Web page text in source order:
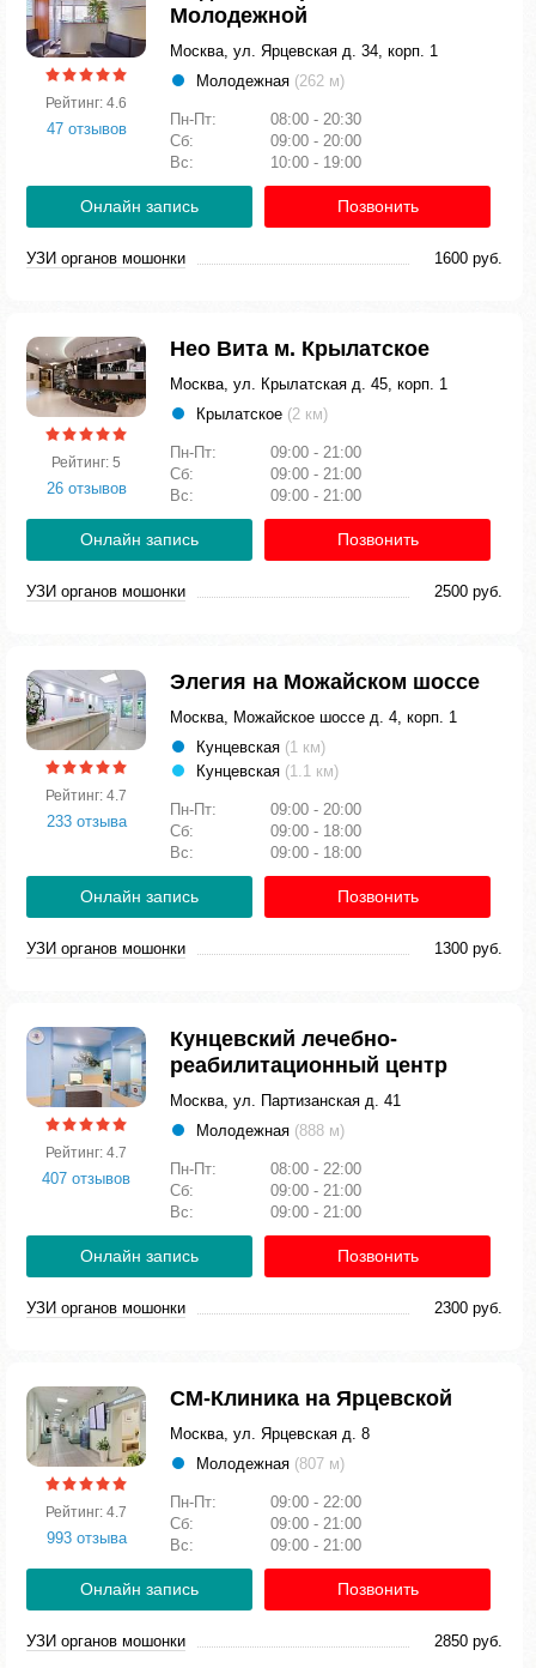
Рейтинг: 4.6
47 отзывов
Молодежной
Москва, ул. Ярцевская д. 34, корп. 1
Молодежная (262 м)
Пн-Пт:
08:00 - 20:30
Сб:
09:00 - 20:00
Вс:
10:00 - 19:00
Онлайн запись Позвонить
УЗИ органов мошонки 1600 руб.
Рейтинг: 5
26 отзывов
Нео Вита м. Крылатское
Москва, ул. Крылатская д. 45, корп. 1
Крылатское (2 км)
Пн-Пт:
09:00 - 21:00
Сб:
09:00 - 21:00
Вс:
09:00 - 21:00
Онлайн запись Позвонить
УЗИ органов мошонки 2500 руб.
Рейтинг: 4.7
233 отзыва
Элегия на Можайском шоссе
Москва, Можайское шоссе д. 4, корп. 1
Кунцевская (1 км)
Кунцевская (1.1 км)
Пн-Пт:
09:00 - 20:00
Сб:
09:00 - 18:00
Вс:
09:00 - 18:00
Онлайн запись Позвонить
УЗИ органов мошонки 1300 руб.
Рейтинг: 4.7
407 отзывов
Кунцевский лечебно-
реабилитационный центр
Москва, ул. Партизанская д. 41
Молодежная (888 м)
Пн-Пт:
08:00 - 22:00
Сб:
09:00 - 21:00
Вс:
09:00 - 21:00
Онлайн запись Позвонить
УЗИ органов мошонки 2300 руб.
Рейтинг: 4.7
993 отзыва
СМ-Клиника на Ярцевской
Москва, ул. Ярцевская д. 8
Молодежная (807 м)
Пн-Пт:
09:00 - 22:00
Сб:
09:00 - 21:00
Вс:
09:00 - 21:00
Онлайн запись Позвонить
УЗИ органов мошонки 2850 руб.